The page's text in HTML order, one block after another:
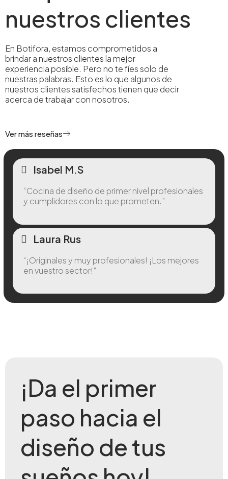
nuestros clientes
En Botifora, estamos comprometidos a
brindar a nuestros clientes la mejor
experiencia posible. Pero no te fíes solo de
nuestras palabras. Esto es lo que algunos de
nuestros clientes satisfechos tienen que decir
acerca de trabajar con nosotros.
Ver más reseñas
Isabel M.S
“Cocina de diseño de primer nivel profesionales
y cumplidores con lo que prometen.”
Laura Rus
“¡Originales y muy profesionales! ¡Los mejores
en vuestro sector!”
¡Da el primer
paso hacia el
diseño de tus